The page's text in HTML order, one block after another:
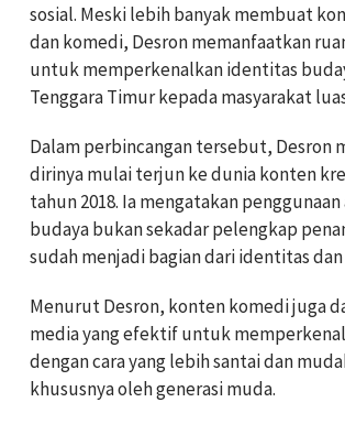
sosial. Meski lebih banyak membuat
dan komedi, Desron memanfaatkan
untuk memperkenalkan identitas
Tenggara Timur kepada masyarakat
Dalam perbincangan tersebut, Desron
dirinya mulai terjun ke dunia konten
tahun 2018. Ia mengatakan penggunaan
budaya bukan sekadar pelengkap
sudah menjadi bagian dari identitas
Menurut Desron, konten komedi juga
media yang efektif untuk
dengan cara yang lebih santai dan
khususnya oleh generasi muda.